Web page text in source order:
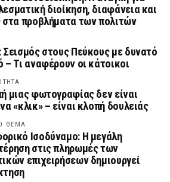
διοίκηση, διαφάνεια και
στα προβλήματα των πολιτών
Σεισμός στους Πεύκους με δυνατό
– Τι αναφέρουν οι κάτοικοι
μιας φωτογραφίας δεν είναι
«κλικ» – είναι κλοπή δουλειάς
ΘΕΜΑ
Ισοδύναμο: Η μεγάλη
στις πληρωμές των
επιχειρήσεων δημιουργεί